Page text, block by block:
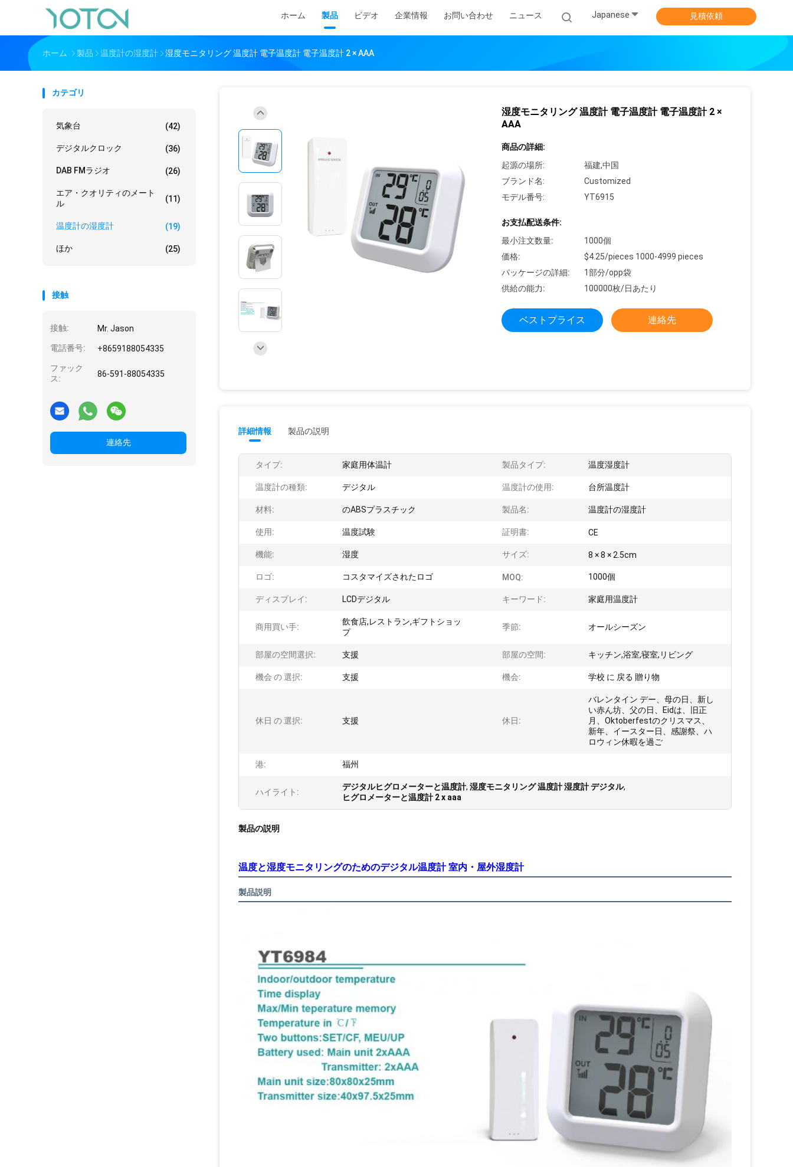
ホーム 製品 ビデオ 企業情報 お問い合わせ ニュース Japanese 見積依頼
ホーム 製品 温度計の湿度計 湿度モニタリング 温度計 電子温度計 電子温度計 2 × AAA
カテゴリ
気象台 (42)
デジタルクロック (36)
DAB FMラジオ (26)
エア・クオリティのメート
ル
(11)
温度計の湿度計 (19)
ほか (25)
接触
接触: Mr. Jason
電話番号: +8659188054335
ファック
ス:
86-591-88054335
連絡先
湿度モニタリング 温度計 電子温度計 電子温度計 2 ×
AAA
商品の詳細:
起源の場所:
福建,中国
ブランド名:
Customized
モデル番号:
YT6915
お支払配送条件:
最小注文数量:
1000個
価格:
$4.25/pieces 1000-4999 pieces
パッケージの詳細:
1部分/opp袋
供給の能力:
100000枚/日あたり
ベストプライス 連絡先
詳細情報 製品の説明
タイプ: 家庭用体温計 製品タイプ: 温度湿度計
温度計の種類: デジタル 温度計の使用: 台所温度計
材料: のABSプラスチック 製品名: 温度計の湿度計
使用: 温度試験 証明書: CE
機能: 湿度 サイズ: 8 × 8 × 2.5cm
ロゴ: コスタマイズされたロゴ MOQ: 1000個
ディスプレイ: LCDデジタル キーワード: 家庭用温度計
商用買い手:
飲食店,レストラン,ギフトショッ
プ
季節: オールシーズン
部屋の空間選択: 支援 部屋の空間: キッチン,浴室,寝室,リビング
機会 の 選択: 支援 機会: 学校 に 戻る 贈り物
休日 の 選択: 支援 休日:
バレンタイン デー、母の日、新し
い赤ん坊、父の日、Eidは、旧正
月、Oktoberfestのクリスマス、
新年、イースター日、感謝祭、ハ
ロウィン休暇を過ご
港: 福州
ハイライト:
デジタルヒグロメーターと温度計, 湿度モニタリング 温度計 湿度計 デジタル,
ヒグロメーターと温度計 2 x aaa
製品の説明
温度と湿度モニタリングのためのデジタル温度計 室内・屋外湿度計
製品説明